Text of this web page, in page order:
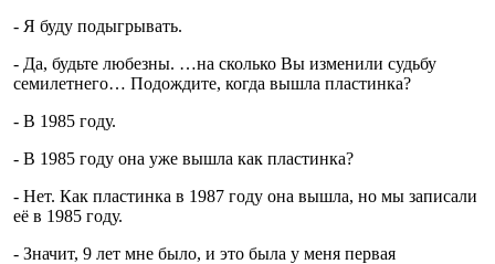
- Я буду подыгрывать.
- Да, будьте любезны. …на сколько Вы изменили судьбу
семилетнего… Подождите, когда вышла пластинка?
- В 1985 году.
- В 1985 году она уже вышла как пластинка?
- Нет. Как пластинка в 1987 году она вышла, но мы записали
её в 1985 году.
- Значит, 9 лет мне было, и это была у меня первая